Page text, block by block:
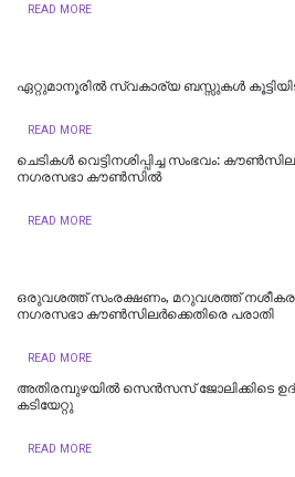
READ MORE
ഏറ്റുമാനൂരിൽ സ്വകാര്യ ബസ്സുകൾ
READ MORE
ചെടികള്‍ വെട്ടിനശിപ്പിച്ച സംഭവം:
നഗരസഭാ കൗണ്‍സില്‍
READ MORE
ഒരുവശത്ത് സംരക്ഷണം, മറുവശത്ത് നശീകരണം;
നഗരസഭാ കൗൺസിലർക്കെതിരെ പരാതി
READ MORE
അതിരമ്പുഴയില്‍ സെൻസസ് ജോലിക്കിടെ
കടിയേറ്റു
READ MORE